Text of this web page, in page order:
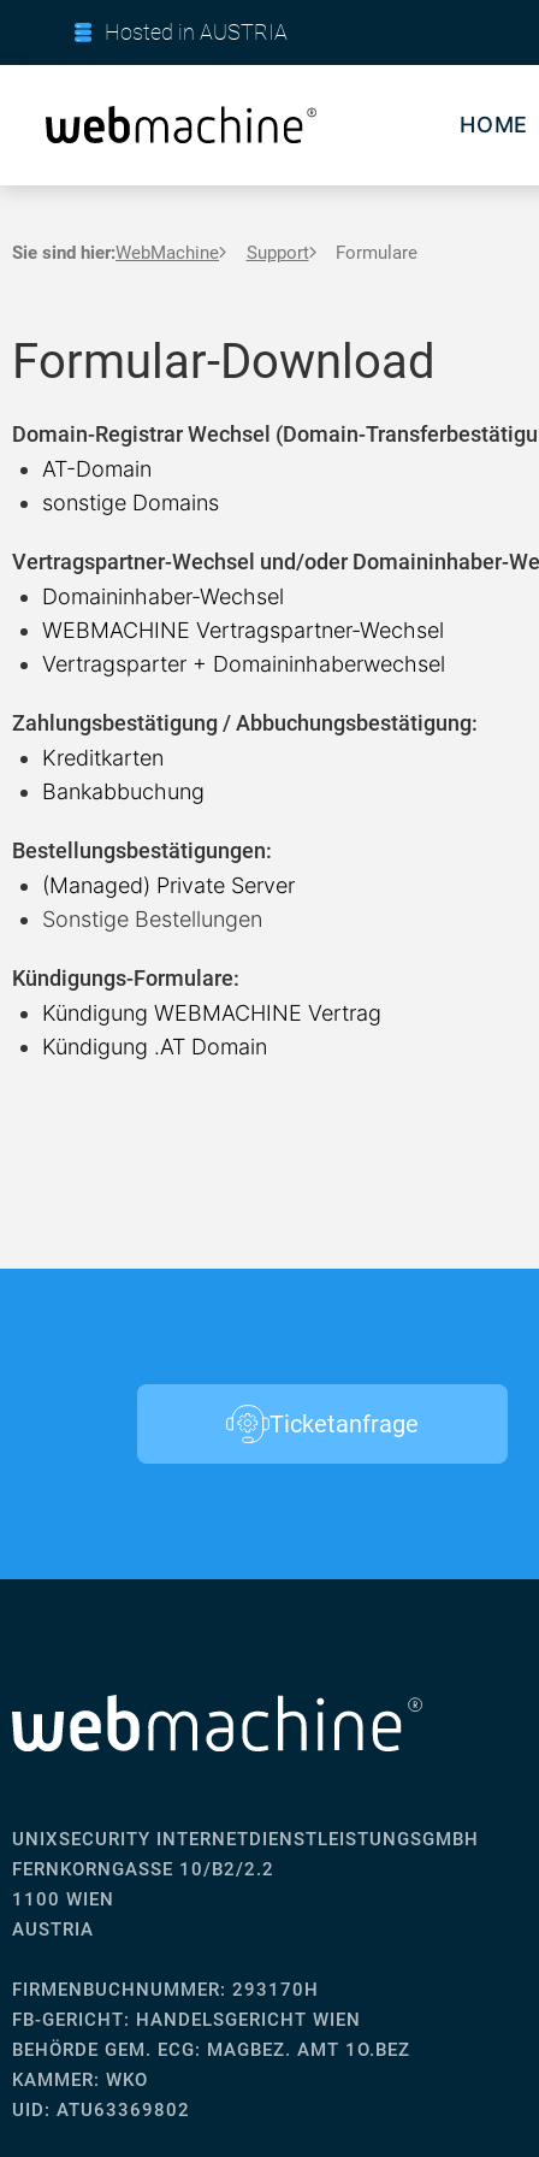
Hosted in AUSTRIA
HOME
Sie sind hier:WebMachine Support Formulare
Formular-Download
Domain-Registrar Wechsel (Domain-
AT-Domain
sonstige Domains
Vertragspartner-Wechsel und/oder Domaininhaber-
Domaininhaber-Wechsel
WEBMACHINE Vertragspartner-Wechsel
Vertragsparter + Domaininhaberwechsel
Zahlungsbestätigung / Abbuchungsbestätigung:
Kreditkarten
Bankabbuchung
Bestellungsbestätigungen:
(Managed) Private Server
Sonstige Bestellungen
Kündigungs-Formulare:
Kündigung WEBMACHINE Vertrag
Kündigung .AT Domain
Ticketanfrage
UNIXSECURITY INTERNETDIENSTLEISTUNGSGMBH
FERNKORNGASSE 10/B2/2.2
1100 WIEN
AUSTRIA
FIRMENBUCHNUMMER: 293170H
FB-GERICHT: HANDELSGERICHT WIEN
BEHÖRDE GEM. ECG: MAGBEZ. AMT 1O.BEZ
KAMMER: WKO
UID: ATU63369802